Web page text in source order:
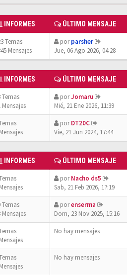
INFORMES ÚLTIMO MENSAJE
Temas
Mensajes
porparsher
Jue, 06 Ago 2026, 04:28
INFORMES ÚLTIMO MENSAJE
Temas
Mensajes
porJomaru
Mié, 21 Ene 2026, 11:39
porDT20C
Vie, 21 Jun 2024, 17:44
INFORMES ÚLTIMO MENSAJE
porNacho ds5
Sab, 21 Feb 2026, 17:19
Temas
Mensajes
porenserma
Dom, 23 Nov 2025, 15:16
No hay mensajes
No hay mensajes